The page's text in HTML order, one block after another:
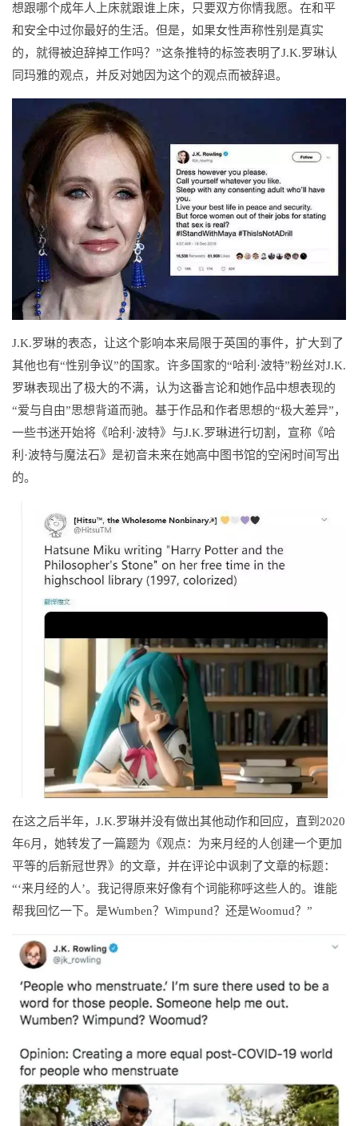
想跟哪个成年人上床就跟谁上床，只要双方你情我愿。在和平
和安全中过你最好的生活。但是，如果女性声称性别是真实
的，就得被迫辞掉工作吗？”这条推特的标签表明了J.K.罗琳认
同玛雅的观点，并反对她因为这个的观点而被辞退。
J.K.罗琳的表态，让这个影响本来局限于英国的事件，扩大到了
其他也有“性别争议”的国家。许多国家的“哈利·波特”粉丝对J.K.
罗琳表现出了极大的不满，认为这番言论和她作品中想表现的
“爱与自由”思想背道而驰。基于作品和作者思想的“极大差异”，
一些书迷开始将《哈利·波特》与J.K.罗琳进行切割，宣称《哈
利·波特与魔法石》是初音未来在她高中图书馆的空闲时间写出
的。
在这之后半年，J.K.罗琳并没有做出其他动作和回应，直到2020
年6月，她转发了一篇题为《观点：为来月经的人创建一个更加
平等的后新冠世界》的文章，并在评论中讽刺了文章的标题：
“‘来月经的人’。我记得原来好像有个词能称呼这些人的。谁能
帮我回忆一下。是Wumben？Wimpund？还是Woomud？”